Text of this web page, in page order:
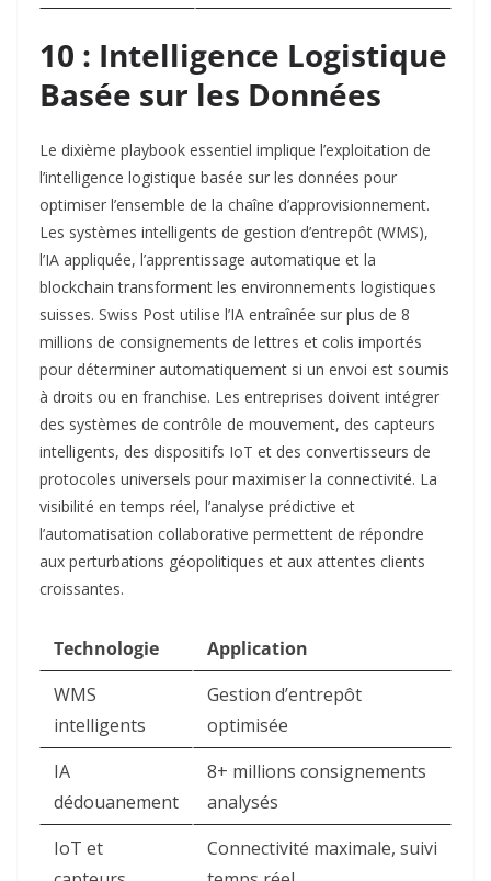
10 : Intelligence Logistique
Basée sur les Données
Le dixième playbook essentiel implique l’exploitation de
l’intelligence logistique basée sur les données pour
optimiser l’ensemble de la chaîne d’approvisionnement.
Les systèmes intelligents de gestion d’entrepôt (WMS),
l’IA appliquée, l’apprentissage automatique et la
blockchain transforment les environnements logistiques
suisses. Swiss Post utilise l’IA entraînée sur plus de 8
millions de consignements de lettres et colis importés
pour déterminer automatiquement si un envoi est soumis
à droits ou en franchise. Les entreprises doivent intégrer
des systèmes de contrôle de mouvement, des capteurs
intelligents, des dispositifs IoT et des convertisseurs de
protocoles universels pour maximiser la connectivité. La
visibilité en temps réel, l’analyse prédictive et
l’automatisation collaborative permettent de répondre
aux perturbations géopolitiques et aux attentes clients
croissantes.​
Technologie
Application
WMS
intelligents
Gestion d’entrepôt
optimisée ​
IA
dédouanement
8+ millions consignements
analysés ​
IoT et
Connectivité maximale, suivi